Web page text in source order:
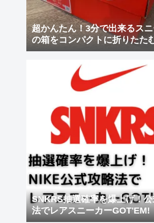
超かんたん！3分で出来るス
の箱をコンパクトに折りたた
法！
SNKRS抽選確率を爆上げ！
法でレアスニーカーGOT'EM!